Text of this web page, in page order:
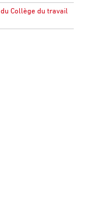
Collège du travail